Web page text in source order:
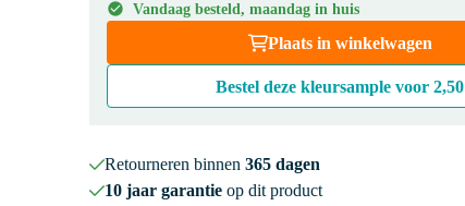
Vandaag besteld, maandag in huis
Plaats in winkelwagen
Bestel deze kleursample voor2,50
Retourneren binnen 365 dagen
10 jaar garantieop dit product